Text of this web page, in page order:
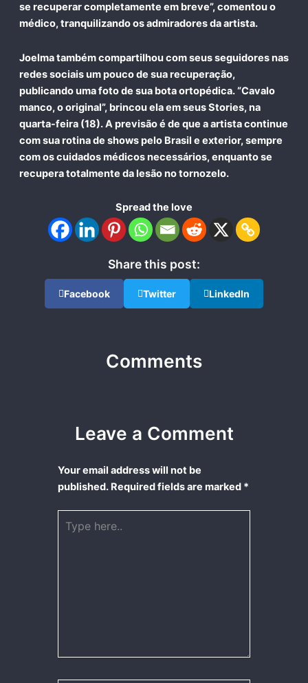
se recuperar completamente em breve”, comentou o
médico, tranquilizando os admiradores da artista.
Joelma também compartilhou com seus seguidores nas
redes sociais um pouco de sua recuperação,
publicando uma foto de sua bota ortopédica. “Cavalo
manco, o original”, brincou ela em seus Stories, na
quarta-feira (18). A previsão é de que a artista continue
com sua rotina de shows pelo Brasil e exterior, sempre
com os cuidados médicos necessários, enquanto se
recupera totalmente da lesão no tornozelo.
Spread the love
Share this post:
Facebook Twitter LinkedIn
Comments
Leave a Comment
Your email address will not be
published. Required fields are marked *
here..